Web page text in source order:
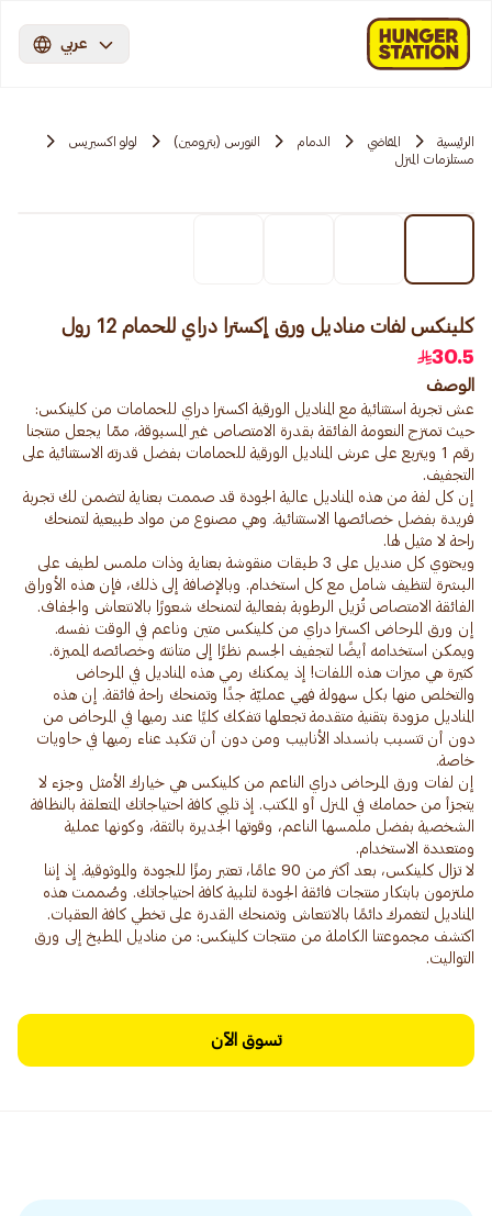
عربي
الرئيسية المقاضي الدمام النورس (بترومين)
لولو اكسبريس
مستلزمات المنزل
كلينكس لفات مناديل ورق إكسترا دراي للحمام 12 رول
30.5
الوصف
عش تجربة استثنائية مع المناديل الورقية اكسترا دراي للحمامات من كلينكس:
حيث تمتزج النعومة الفائقة بقدرة الامتصاص غير المسبوقة، ممّا يجعل منتجنا
رقم 1 ويتربع على عرش المناديل الورقية للحمامات بفضل قدرته الاستثنائية على
إن كل لفة من هذه المناديل عالية الجودة قد صممت بعناية لتضمن لك تجربة
فريدة بفضل خصائصها الاستثنائية. وهي مصنوع من مواد طبيعية لتمنحك
ويحتوي كل منديل على 3 طبقات منقوشة بعناية وذات ملمس لطيف على
البشرة لتنظيف شامل مع كل استخدام. وبالإضافة إلى ذلك، فإن هذه الأوراق
إن ورق المرحاض اكسترا دراي من كلينكس متين وناعم في الوقت نفسه.
كثيرة هي ميزات هذه اللفات! إذ يمكنك رمي هذه المناديل في المرحاض
والتخلص منها بكل سهولة فهي عمليّة جدًا وتمنحك راحة فائقة. إن هذه
المناديل مزودة بتقنية متقدمة تجعلها تتفكك كليًا عند رميها في المرحاض من
دون أن تتسبب بانسداد الأنابيب ومن دون أن تتكبد عناء رميها في حاويات
إن لفات ورق المرحاض دراي الناعم من كلينكس هي خيارك الأمثل وجزء لا
يتجزأ من حمامك في المنزل أو المكتب. إذ تلبي كافة احتياجاتك المتعلقة بالنظافة
الشخصية بفضل ملمسها الناعم، وقوتها الجديرة بالثقة، وكونها عملية
لا تزال كلينكس، بعد أكثر من 90 عامًا، تعتبر رمزًا للجودة والموثوقية. إذ إننا
ملتزمون بابتكار منتجات فائقة الجودة لتلبية كافة احتياجاتك. وصُممت هذه
المناديل لتغمرك دائمًا بالانتعاش وتمنحك القدرة على تخطي كافة العقبات.
اكتشف مجموعتنا الكاملة من منتجات كلينكس: من مناديل المطبخ إلى ورق
التواليت.
تسوق الآن